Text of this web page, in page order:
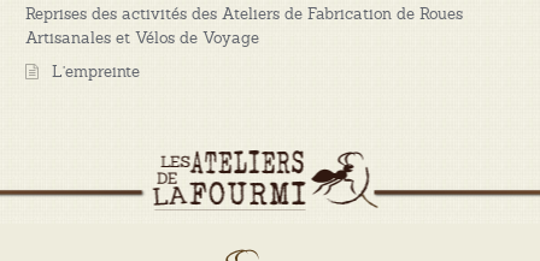
Reprises des activités des Ateliers de Fabrication de Roues
Artisanales et Vélos de Voyage
L’empreinte